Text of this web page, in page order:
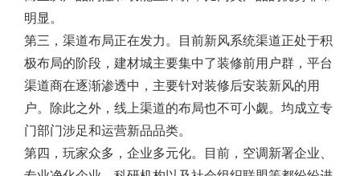
明显。
第三，渠道布局正在发力。目前新风系统渠道正处于积
极布局的阶段，建材城主要集中了装修前用户群，平台
渠道商在逐渐渗透中，主要针对装修后安装新风的用
户。除此之外，线上渠道的布局也不可小觑。均成立专
门部门涉足和运营新品品类。
第四，玩家众多，企业多元化。目前，空调新署企业、